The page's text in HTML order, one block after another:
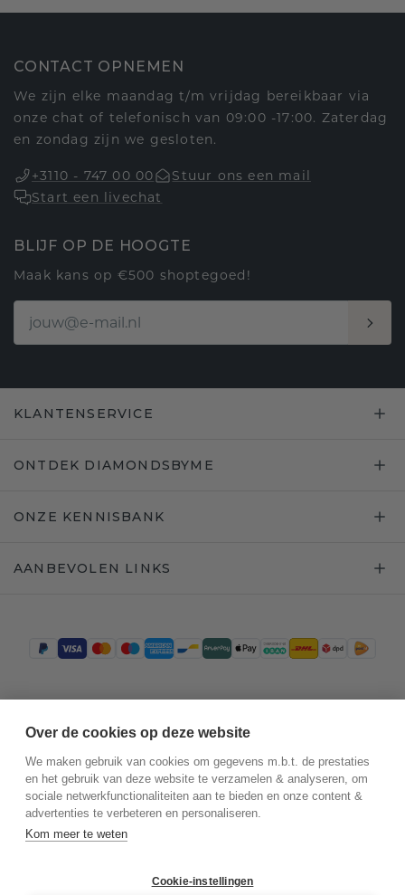
CONTACT OPNEMEN
We zijn elke maandag t/m vrijdag bereikbaar via
onze chat of telefonisch van 09:00 -17:00. Zaterdag
en zondag zijn we gesloten.
+3110 - 747 00 00
Stuur ons een mail
Start een livechat
BLIJF OP DE HOOGTE
Maak kans op €500 shoptegoed!
KLANTENSERVICE
ONTDEK DIAMONDSBYME
ONZE KENNISBANK
AANBEVOLEN LINKS
Over de cookies op deze website
We maken gebruik van cookies om gegevens m.b.t. de prestaties
en het gebruik van deze website te verzamelen & analyseren, om
sociale netwerkfunctionaliteiten aan te bieden en onze content &
advertenties te verbeteren en personaliseren.
Kom meer te weten
Cookie-instellingen